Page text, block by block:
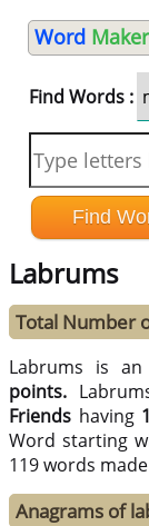
Word Maker
Find Words :
Labrums
Total Number
Labrums is
points.
Friends having
Word starting
119 words
Anagrams of